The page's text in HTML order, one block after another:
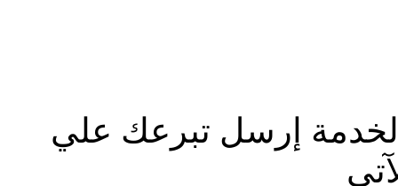
إرسل تبرعك علي